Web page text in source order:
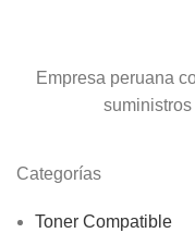
Empresa peruana
Categorías
Toner Compatible